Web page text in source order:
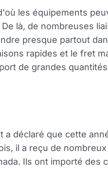
les équipements
là, de nombreuses
presque partout
rapides et le fret
de grandes
a déclaré que cette
il a reçu de
Ils ont importé des